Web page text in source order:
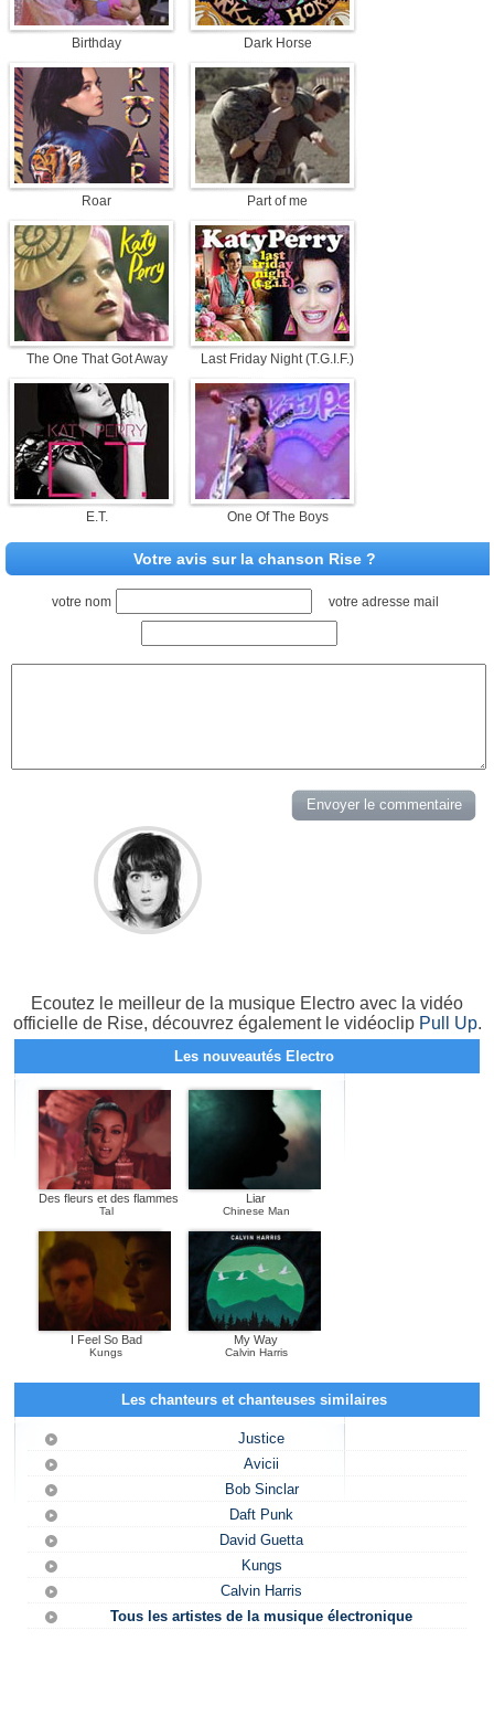
Birthday Dark Horse
Roar Part of me
The One That Got Away Last Friday Night (T.G.I.F.)
E.T. One Of The Boys
Votre avis sur la chanson Rise ?
votre nom votre adresse mail
Ecoutez le meilleur de la musique Electro avec la vidéo
officielle de Rise, découvrez également le vidéoclip Pull Up.
Les nouveautés Electro
Des fleurs et des flammes
Tal
Liar
Chinese Man
I Feel So Bad
Kungs
My Way
Calvin Harris
Les chanteurs et chanteuses similaires
Justice
Avicii
Bob Sinclar
Daft Punk
David Guetta
Kungs
Calvin Harris
Tous les artistes de la musique électronique